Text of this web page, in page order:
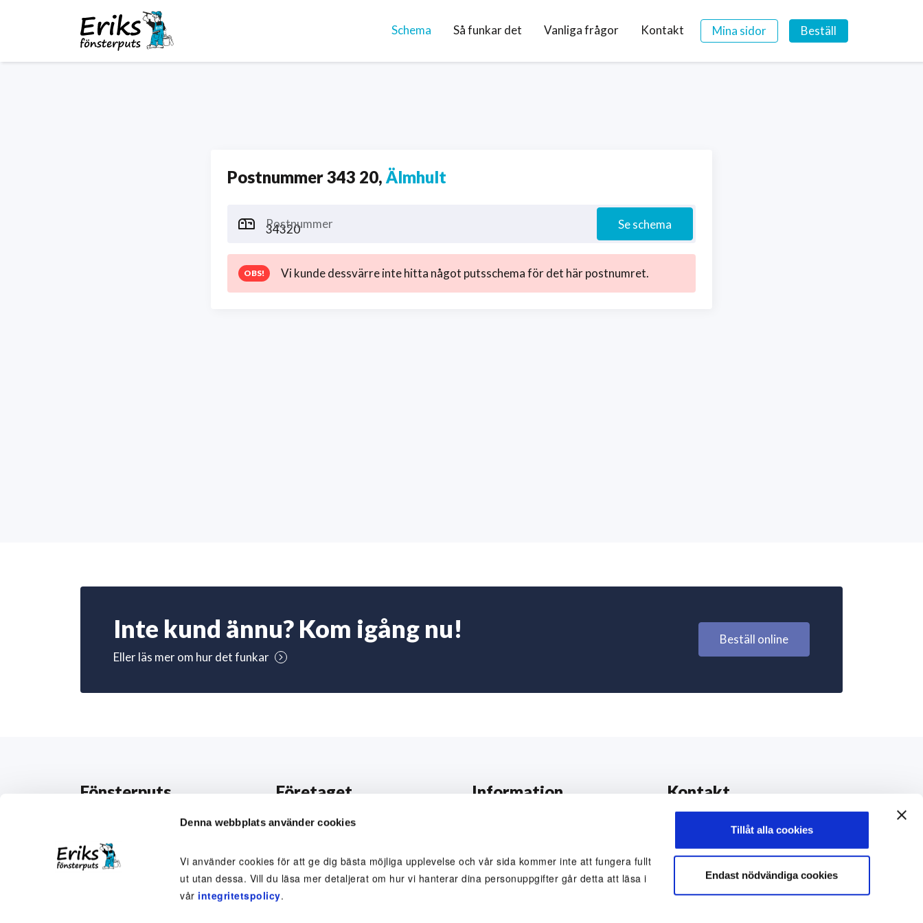
Denna webbplats använder cookies
Vi använder cookies för att ge dig bästa möjliga upplevelse och vår sida kommer inte att fungera fullt
ut utan dessa. Vill du läsa mer detaljerat om hur vi hanterar dina personuppgifter går detta att läsa i
vår integritetspolicy.
Tillåt alla cookies
Endast nödvändiga cookies
Schema Så funkar det Vanliga frågor Kontakt Mina sidor Beställ
Postnummer 343 20, Älmhult
Postnummer Se schema
Vi kunde dessvärre inte hitta något putsschema för det här postnumret.
Inte kund ännu? Kom igång nu!
Beställ online
Eller läs mer om hur det funkar
Fönsterputs
Beställ fönsterputsning
Abonnemang
Företaget
Om oss
Medarbetarporträtt
Arbeta hos oss
Information
Reklamation och skada
Kontakt
kundtjanst@eriksfonsterputs.se